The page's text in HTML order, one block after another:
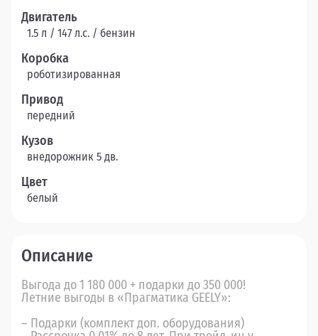
Двигатель
1.5 л / 147 л.c. / бензин
Коробка
роботизированная
Привод
передний
Кузов
внедорожник 5 дв.
Цвет
белый
Описание
Выгода до 1 180 000 + подарки до 350 000!
Летние выгоды в «Прагматика GEELY»:
– Подарки (комплект доп. оборудования)